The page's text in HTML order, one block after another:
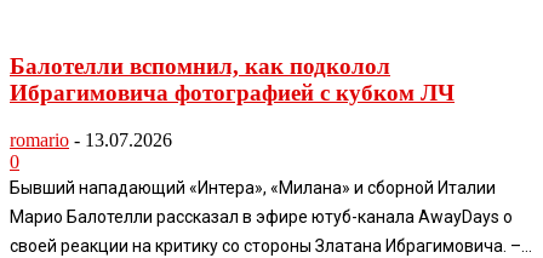
Балотелли вспомнил, как подколол
Ибрагимовича фотографией с кубком ЛЧ
romario - 13.07.2026
0
Бывший нападающий «Интера», «Милана» и сборной Италии
Марио Балотелли рассказал в эфире ютуб-канала AwayDays о
своей реакции на критику со стороны Златана Ибрагимовича. –...